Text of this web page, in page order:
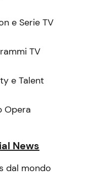
e Serie TV
TV
e Talent
Opera
News
dal mondo